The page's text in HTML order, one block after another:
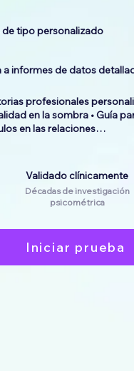
de tipo personalizado
a informes de datos
profesionales
en la sombra • Guía
en las relaciones…
Validado clínicamente
Décadas de investigación
psicométrica
Iniciar prueba